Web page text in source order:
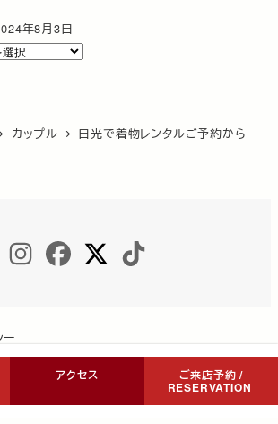
年8月3日
カップル
日光で着物レンタルご予約から
INSTAGRAM
FACEBOOK
TWITTER
ー
COCON NIKKO All Rights Reserved.
アクセス ご来店予約 /
RESERVATION